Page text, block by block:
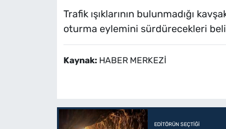
Trafik ışıklarının bulunmadığı
oturma eylemini sürdürecekleri
Kaynak: HABER MERKEZİ
EDITÖRÜN SEÇTIĞI